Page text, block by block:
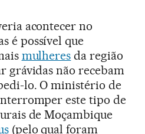
acontecer no
é possível que
mulheres da região
grávidas não recebam
lo. O ministério de
este tipo de
de Moçambique
(pelo qual foram